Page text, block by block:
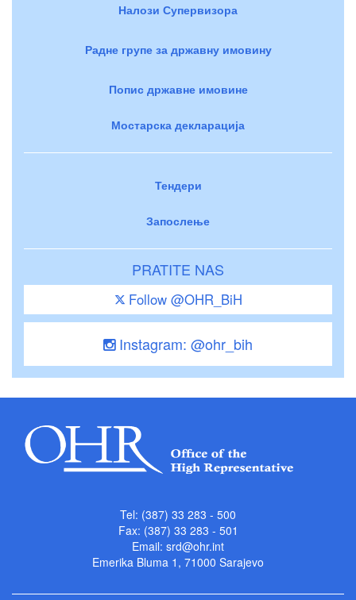
Налози Супервизора
Радне групе за државну имовину
Попис државне имовине
Мостарска декларација
Тендери
Запослење
PRATITE NAS
Follow @OHR_BiH
Instagram: @ohr_bih
Tel: (387) 33 283 - 500
Fax: (387) 33 283 - 501
Email: srd@ohr.int
Emerika Bluma 1, 71000 Sarajevo